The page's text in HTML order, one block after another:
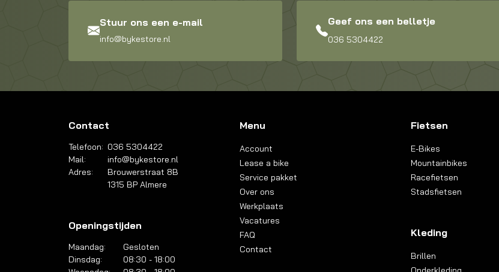
Stuur ons een e-mail
info@bykestore.nl
Geef ons een belletje
036 5304422
Contact
Telefoon: 036 5304422
Mail:
info@bykestore.nl
Adres:
Brouwerstraat 8B
1315 BP Almere
Openingstijden
Maandag:
Gesloten
Dinsdag:
08:30 - 18:00
Menu
Account
Lease a bike
Service pakket
Over ons
Werkplaats
Vacatures
FAQ
Contact
Fietsen
E-Bikes
Mountainbikes
Racefietsen
Stadsfietsen
Kleding
Brillen